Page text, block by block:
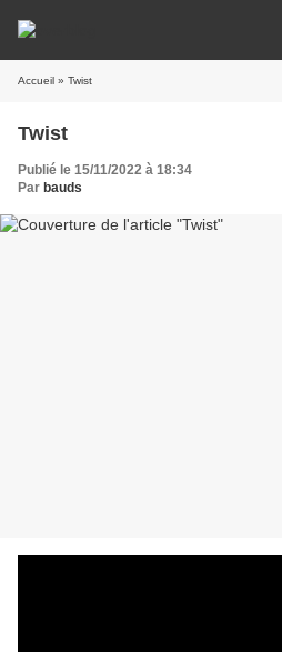
Accueil » Twist
Twist
Publié le 15/11/2022 à 18:34
Par bauds